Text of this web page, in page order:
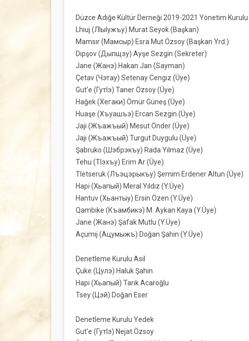
Düzce Adığe Kültür Derneği 2019-2021 Yönetim Kurulu
Lhıuj (ЛIыIужъу) Murat Seyok (Başkan)
Mamsır (Maмсыр) Esra Mut Özsoy (Başkan Yrd.)
Dıpşov (Дыпщэу) Ayşe Sezgin (Sekreter)
Jane (Жанэ) Hakan Jan (Sayman)
Çetav (Чэтау) Setenay Cengiz (Üye)
Gut’e (ГутIэ) Taner Özsoy (Üye)
Hağek (Хегаки) Ömür Güneş (Üye)
Huaşe (Хъуашъэ) Ercan Sezgin (Üye)
Jaji (Жъажъый) Mesut Önder (Üye)
Jaji (Жъажъый) Turgut Duygulu (Üye)
Şabruko (Шэбрэкъу) Rada Yılmaz (Üye)
Tehu (ТIэхъу) Erim Ar (Üye)
Tletseruk (Лъэцэрыкъу) Şemim Erdener Altun (Üye)
Hapi (Хьапый) Meral Yıldız (Y.Üye)
Hantuv (Хьантыу) Ersin Özen (Y.Üye)
Qambıke (Къамбикэ) M. Aykan Kaya (Y.Üye)
Jane (Жанэ) Şafak Mutlu (Y.Üye)
Açumıj (Ацумыжъ) Doğan Şahin (Y.Üye)
Denetleme Kurulu Asil
Çuke (Цулэ) Haluk Şahin
Hapi (Хьапый) Tarık Acaroğlu
Tsey (Цэй) Doğan Eser
Denetleme Kurulu Yedek
Gut’e (ГутIэ) Nejat Özsoy